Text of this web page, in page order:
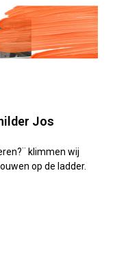
Jos
klimmen wij
op de ladder.